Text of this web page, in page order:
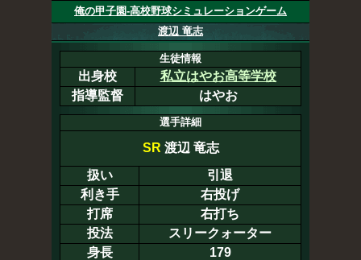
俺の甲子園-高校野球シミュレーションゲーム
渡辺 竜志
生徒情報
出身校
私立はやお高等学校
指導監督
はやお
選手詳細
SR 渡辺 竜志
扱い
引退
利き手
右投げ
打席
右打ち
投法
スリークォーター
身長
179